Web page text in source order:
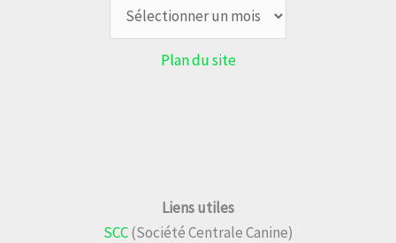
Plan du site
Liens utiles
SCC(Société Centrale Canine)